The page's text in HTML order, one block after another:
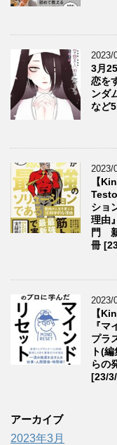
2023/
3月
恋を
ンダ
など
2023/
【
ショ
理由
門
冊
2023/
【
『
プラ
ト(
らの
[23/
アーカイブ
2023年3月